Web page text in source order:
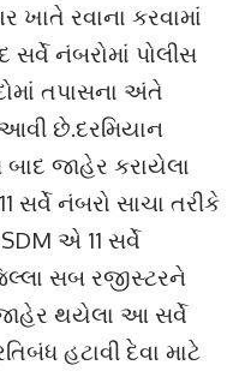
ખાતે રવાના કરવામાં
નંબરોમાં પોલીસ
તપાસના અંતે
આવી છે.દરમિયાન
બાદ જાહેર કરાયેલા
સર્વે નંબરો સાચા તરીકે
એ 11 સર્વે
સબ રજીસ્ટરને
થયેલા આ સર્વે
હટાવી દેવા માટે